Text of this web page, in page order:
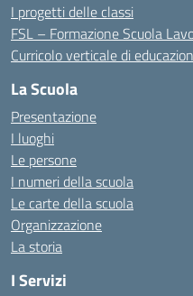
I progetti delle classi
FSL – Formazione Scuola
Curricolo verticale di
La Scuola
Presentazione
I luoghi
Le persone
I numeri della scuola
Le carte della scuola
Organizzazione
La storia
I Servizi